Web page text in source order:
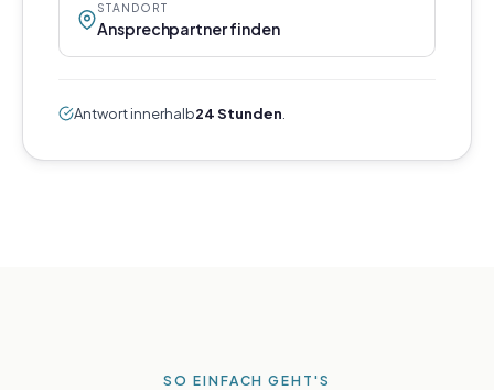
STANDORT
Ansprechpartner finden
Antwort innerhalb24 Stunden
SO EINFACH GEHT'S